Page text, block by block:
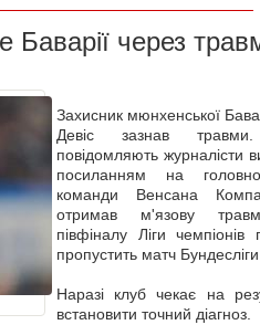
Баварії через
Захисник мюнхенської
Девіс зазнав
повідомляють журналісти
посиланням на
команди Венсана
отримав м'язову
півфіналу Ліги
пропустить матч
Наразі клуб чекає на
встановити точний діагноз.